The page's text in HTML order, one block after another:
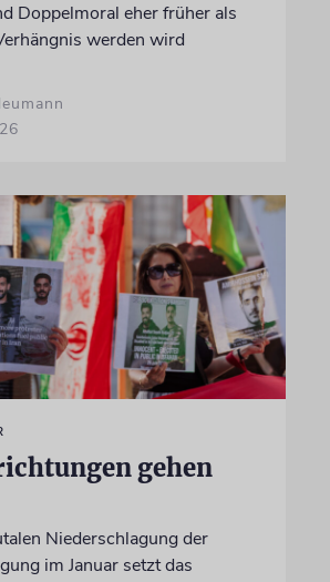
Doppelmoral eher früher als
werden wird
gehen
Niederschlagung der
im Januar setzt das